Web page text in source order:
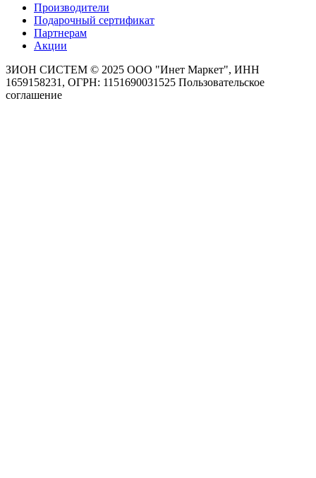
Производители
Подарочный сертификат
Партнерам
Акции
ЗИОН СИСТЕМ © 2025 ООО "Инет Маркет", ИНН
1659158231, ОГРН: 1151690031525 Пользовательское
соглашение